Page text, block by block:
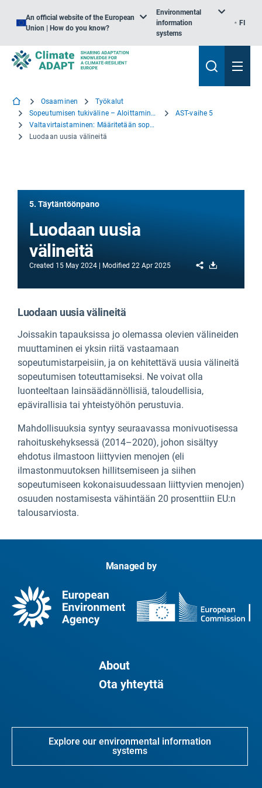
An official website of the European
Union | How do you know?
Environmental
information
systems
FI
Osaaminen
Työkalut
Sopeutumisen tukiväline – Aloittaminen
AST-vaihe 5
Valtavirtaistaminen: Määritetään sopeutumisen lähtökohdat ja hyödynnetään niitä
Luodaan uusia välineitä
5. Täytäntöönpano
Luodaan uusia
välineitä
Created 15 May 2024 Modified 22 Apr 2025 Share
Luodaan uusia välineitä
Joissakin tapauksissa jo olemassa olevien välineiden
muuttaminen ei yksin riitä vastaamaan
sopeutumistarpeisiin, ja on kehitettävä uusia välineitä
sopeutumisen toteuttamiseksi. Ne voivat olla
luonteeltaan lainsäädännöllisiä, taloudellisia,
epävirallisia tai yhteistyöhön perustuvia.
Mahdollisuuksia syntyy seuraavassa monivuotisessa
rahoituskehyksessä (2014–2020), johon sisältyy
ehdotus ilmastoon liittyvien menojen (eli
ilmastonmuutoksen hillitsemiseen ja siihen
sopeutumiseen kokonaisuudessaan liittyvien menojen)
osuuden nostamisesta vähintään 20 prosenttiin EU:n
talousarviosta.
Managed by
About
Ota yhteyttä
Explore our environmental information
systems